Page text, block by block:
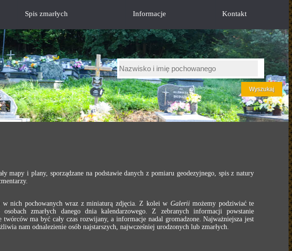
Spis zmarłych Informacje Kontakt
mapy i plany, sporządzane na podstawie danych z pomiaru geodezyjnego, spis z natury
nich pochowanych wraz z miniaturą zdjęcia. Z kolei w Galeriimożemy podziwiać te
zmarłych danego dnia kalendarzowego. Z zebranych informacji powstanie
ma być cały czas rozwijany, a informacje nadal gromadzone. Najważniejsza jest
nam odnalezienie osób najstarszych, najwcześniej urodzonych lub zmarłych.